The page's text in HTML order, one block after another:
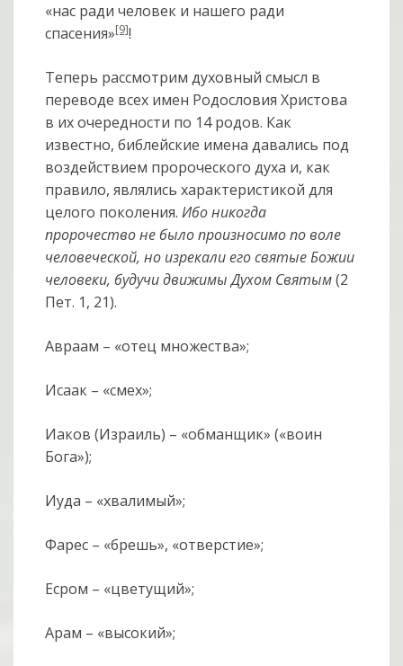
«нас ради человек и нашего ради
спасения»[9]!
Теперь рассмотрим духовный смысл в
переводе всех имен Родословия Христова
в их очередности по 14 родов. Как
известно, библейские имена давались под
воздействием пророческого духа и, как
правило, являлись характеристикой для
целого поколения.Ибо никогда
пророчество не было произносимо по воле
человеческой, но изрекали его святые Божии
человеки, будучи движимы Духом Святым(2
Пет. 1, 21).
Авраам – «отец множества»;
Исаак – «смех»;
Иаков (Израиль) – «обманщик» («воин
Бога»);
Иуда – «хвалимый»;
Фарес – «брешь», «отверстие»;
Есром – «цветущий»;
Арам – «высокий»;